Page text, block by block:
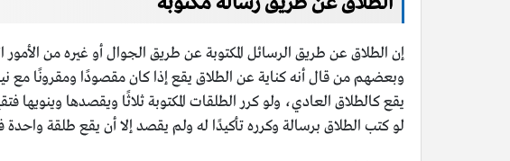
إن الطلاق عن طريق الرسائل المكتوبة عن طريق الجوال أو غيره من
وبعضهم من قال أنه كناية عن الطلاق يقع إذا كان مقصودًا ومقرونًا مع
يقع كالطلاق العادي، ولو كرر الطلقات المكتوبة ثلاثًا ويقصدها وينويها
لو كتب الطلاق برسالة وكرره تأكيدًا له ولم يقصد إلا أن يقع طلقة